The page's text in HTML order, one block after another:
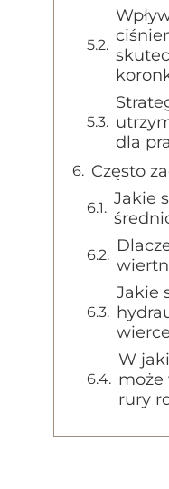
dla
Często
Jakie
Jakie
W
może
rury